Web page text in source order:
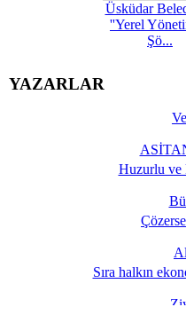
Üsküdar
''Yerel
Şö...
YAZARLAR
Huzurlu ve
Sıra halkın